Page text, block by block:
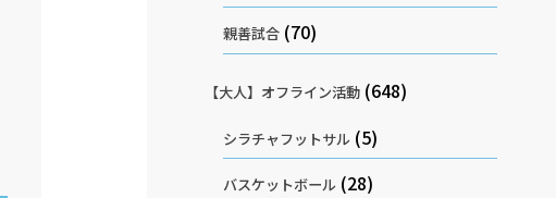
親善試合(70)
【大人】オフライン活動 (648)
シラチャフットサル(5)
バスケットボール(28)